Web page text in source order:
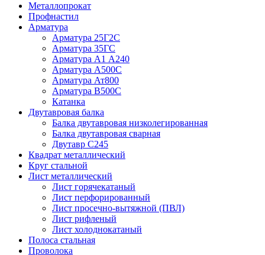
Металлопрокат
Профнастил
Арматура
Арматура 25Г2С
Арматура 35ГС
Арматура А1 А240
Арматура А500С
Арматура Ат800
Арматура В500С
Катанка
Двутавровая балка
Балка двутавровая низколегированная
Балка двутавровая сварная
Двутавр С245
Квадрат металлический
Круг стальной
Лист металлический
Лист горячекатаный
Лист перфорированный
Лист просечно-вытяжной (ПВЛ)
Лист рифленый
Лист холоднокатаный
Полоса стальная
Проволока